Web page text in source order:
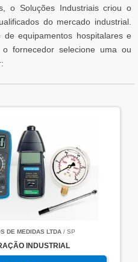
o Soluções Industriais criou o
do mercado industrial.
equipamentos hospitalares e
fornecedor selecione uma ou
DE MEDIDAS LTDA/ SP
INDUSTRIAL